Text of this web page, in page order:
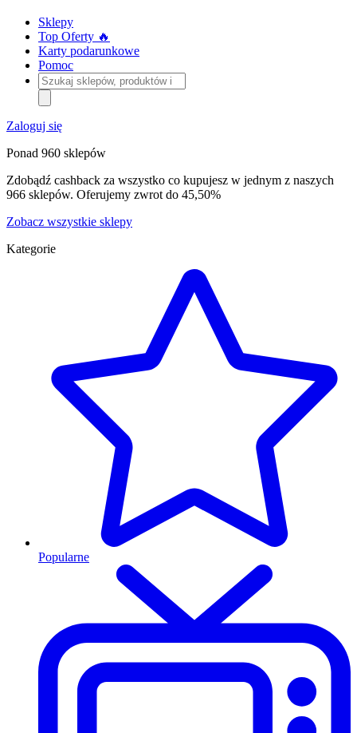
Sklepy
Top Oferty 🔥
Karty podarunkowe
Pomoc
Szukaj
sklepów,
produktów
i
kategorii
Zaloguj się
Ponad 960 sklepów
Zdobądź cashback za wszystko co kupujesz w jednym z naszych
966 sklepów. Oferujemy zwrot do 45,50%
Zobacz wszystkie sklepy
Kategorie
Popularne